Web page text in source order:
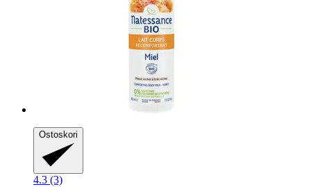
Ostoskori
4.3 (3)